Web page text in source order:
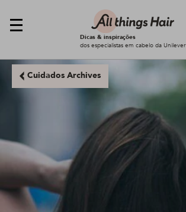
Dicas & inspirações
dos especialistas em cabelo da Unilever
Cuidados Archives